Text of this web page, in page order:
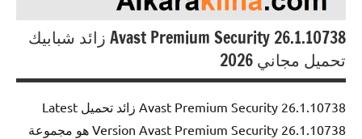
Avast Premium Security 26.1.10738 زائد شبابيك
تحميل مجاني 2026
Avast Premium Security 26.1.10738 زائد تحميل Latest
Version Avast Premium Security 26.1.10738 هو مجموعة